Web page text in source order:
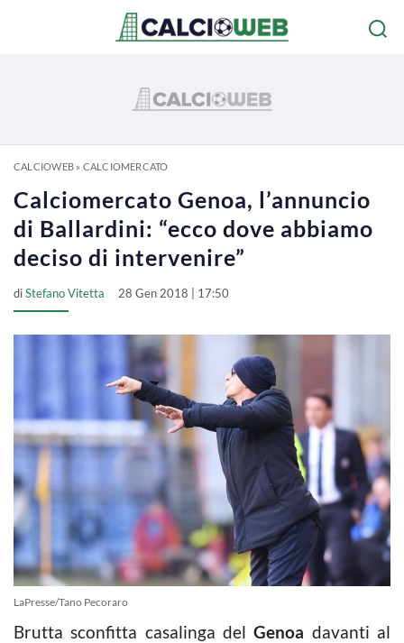
CALCIOWEB» CALCIOMERCATO
Calciomercato Genoa, l’annuncio
di Ballardini: “ecco dove abbiamo
deciso di intervenire”
diStefano Vitetta 28 Gen 2018 | 17:50
LaPresse/Tano Pecoraro
Brutta sconfitta casalinga delGenoa davanti al